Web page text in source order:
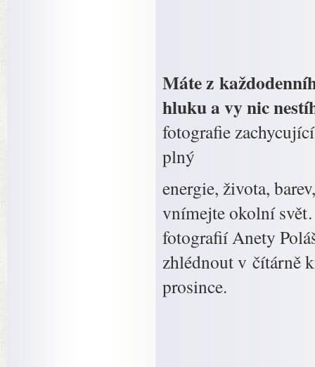
Máte z
hluku a vy nic
fotografie
plný
energie, života,
vnímejte okolní
fotografií Anety
zhlédnout v čítárně
prosince.